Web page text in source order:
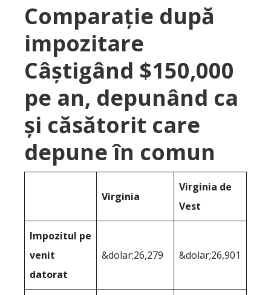
Comparație după
impozitare
Câștigând $150,000
pe an, depunând ca
și căsătorit care
depune în comun
Virginia
Virginia de
Vest
Impozitul pe
venit
datorat
&dolar;26,279 &dolar;26,901